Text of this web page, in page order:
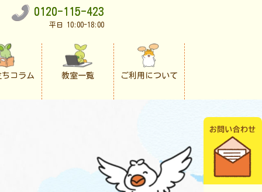
0120-115-423
平日 10:00-18:00
コラム 教室一覧 ご利用について